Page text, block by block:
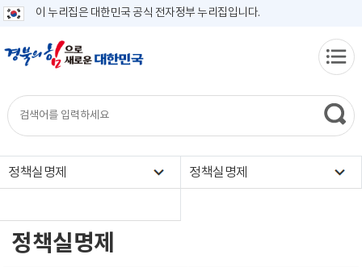
이 누리집은 대한민국 공식 전자정부 누리집입니다.
정책실명제 정책실명제
정책실명제